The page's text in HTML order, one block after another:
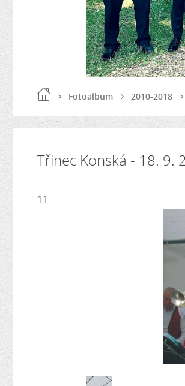
Fotoalbum 2010-2018
Třinec Konská - 18. 9.
11